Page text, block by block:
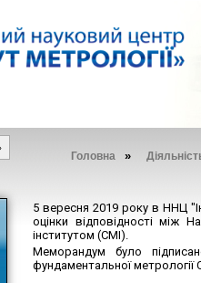
Головна »
5 вересня 2019 року в ННЦ
оцінки відповідності між
інститутом (СМІ).
Меморандум було
фундаментальної